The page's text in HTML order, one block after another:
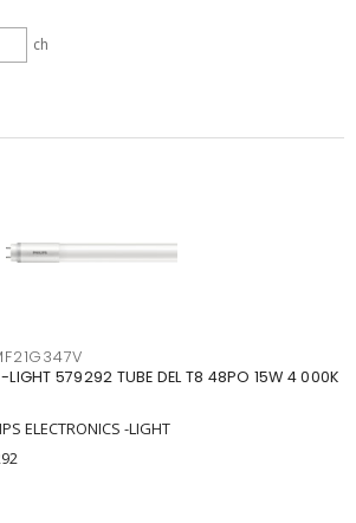
ch
-LIGHT 579292 TUBE DEL T8 48PO 15W 4 000K
ELECTRONICS -LIGHT